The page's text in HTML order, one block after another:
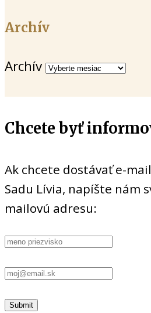
Archív
Archív
Chcete byť
Ak chcete dostávať e-
Sadu Lívia, napíšte nám
mailovú adresu: